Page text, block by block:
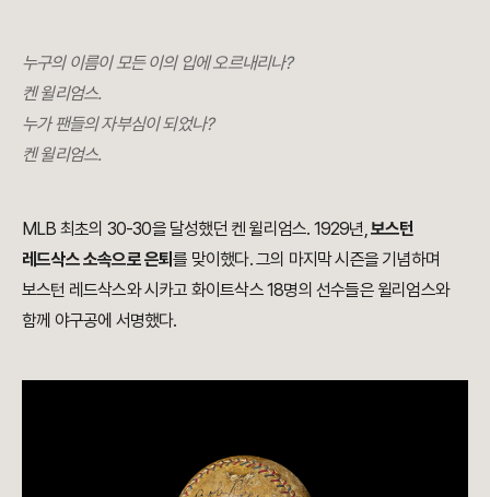
누구의 이름이 모든 이의 입에 오르내리나?
켄 윌리엄스.
누가 팬들의 자부심이 되었나?
켄 윌리엄스.
MLB 최초의 30-30을 달성했던 켄 윌리엄스. 1929년,보스턴
레드삭스 소속으로 은퇴를 맞이했다. 그의 마지막 시즌을 기념하며
보스턴 레드삭스와 시카고 화이트삭스 18명의 선수들은 윌리엄스와
함께 야구공에 서명했다.